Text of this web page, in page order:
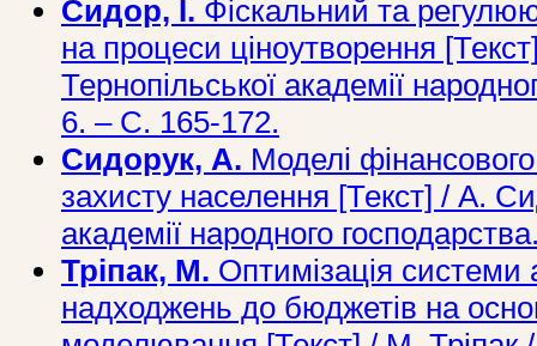
Сидор, І. Фіскальний та
на процеси ціноутворення
Тернопільської академії
6. – С. 165-172.
Сидорук, А. Моделі
захисту населення [Текст] / А.
академії народного
Тріпак, М. Оптимізація системи
надходжень до бюджетів на